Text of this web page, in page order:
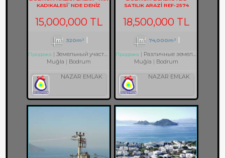
KADIKALESİ`NDE DENİZ
15,000,000 TL
320m²
Продажа
Земельный участок с разрешением на строительство
Muğla
Bodrum
NAZAR EMLAK
SATILIK ARAZİ REF-2574
18,500,000 TL
74,000m²
Продажа
Различные земельные участки
Muğla
Bodrum
NAZAR EMLAK